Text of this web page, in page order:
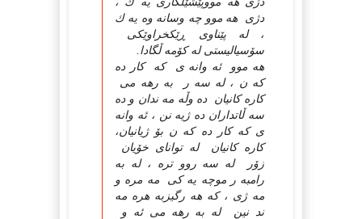
دژی هه موو چه وسانه وه یه ك
، له پێناوی ڕێكخراوێكی
سۆسیالیستی له كۆمه ڵگادا.
هه موو ئه وانه ی كه كار ده
كه ن ، له سه ر به رهه می
كاره كانیان ده وڵه مه ندان و ده
سه ڵاتداران ده ژیه نن ، ئه وانه
ی كه كار ده كه ن بۆ ژیانیان،
كاره كانیان له توانای خۆیان
زۆر له سه روو تره ، له به
رامبه ر موچه یه كی مه مره و
مه ژی ، كه هه رگیزبه هره مه
ند نین له به رهه می ئه و